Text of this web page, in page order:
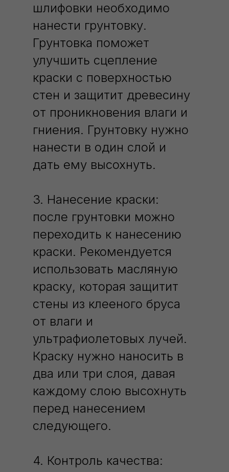
шлифовки необходимо
нанести грунтовку.
Грунтовка поможет
улучшить сцепление
краски с поверхностью
стен и защитит древесину
от проникновения влаги и
гниения. Грунтовку нужно
нанести в один слой и
дать ему высохнуть.
3. Нанесение краски:
после грунтовки можно
переходить к нанесению
краски. Рекомендуется
использовать масляную
краску, которая защитит
стены из клееного бруса
от влаги и
ультрафиолетовых лучей.
Краску нужно наносить в
два или три слоя, давая
каждому слою высохнуть
перед нанесением
следующего.
4. Контроль качества: